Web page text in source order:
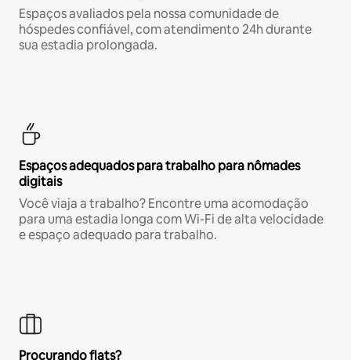
Espaços avaliados pela nossa comunidade de
hóspedes confiável, com atendimento 24h durante
sua estadia prolongada.
Espaços adequados para trabalho para nômades
digitais
Você viaja a trabalho? Encontre uma acomodação
para uma estadia longa com Wi-Fi de alta velocidade
e espaço adequado para trabalho.
Procurando flats?